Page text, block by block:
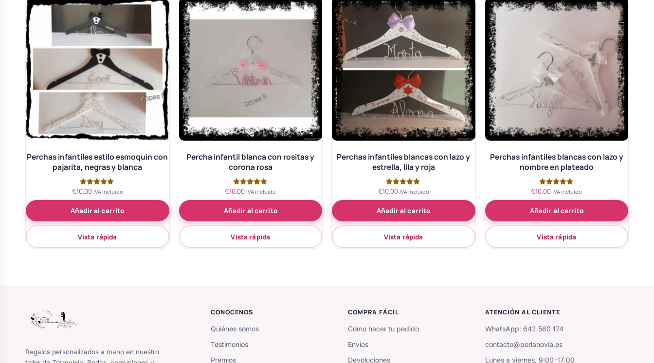
Perchas infantiles estilo esmoquin con
pajarita, negras y blanca
Valorado
de 5
€10.00 IVA incluido
Añadir al carrito
Vista rápida
Percha infantil blanca con rositas y
corona rosa
Valorado
de 5
€10.00 IVA incluido
Añadir al carrito
Vista rápida
Perchas infantiles blancas con lazo y
estrella, lila y roja
Valorado
de 5
€10.00 IVA incluido
Añadir al carrito
Vista rápida
Perchas infantiles blancas con lazo y
nombre en plateado
Valorado
de 5
€10.00 IVA incluido
Añadir al carrito
Vista rápida
Regalos personalizados a mano en nuestro
CONÓCENOS
Quiénes somos
Testimonios
Premios
COMPRA FÁCIL
Cómo hacer tu pedido
Envíos
Devoluciones
ATENCIÓN AL CLIENTE
WhatsApp: 642 560 174
contacto@porlanovia.es
Lunes a viernes, 9:00–17:00